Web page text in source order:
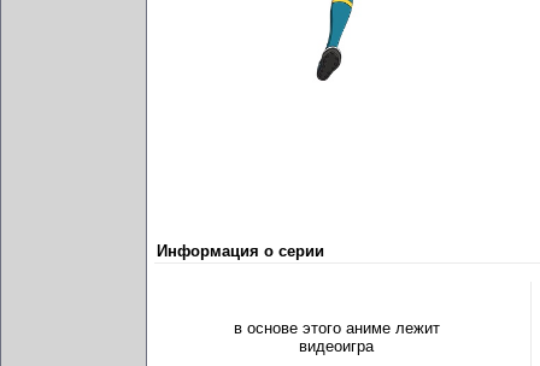
Информация о серии
в основе этого аниме лежит
видеоигра